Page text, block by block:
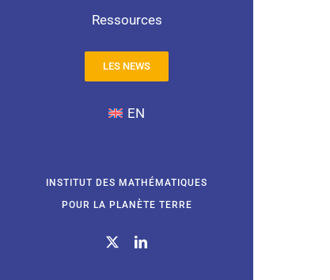
Ressources
LES NEWS
EN
INSTITUT DES MATHÉMATIQUES
POUR LA PLANÈTE TERRE